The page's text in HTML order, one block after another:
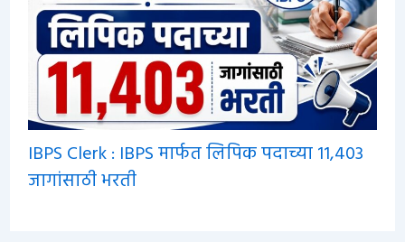
IBPS Clerk : IBPS मार्फत लिपिक पदाच्या 11,403
जागांसाठी भरती